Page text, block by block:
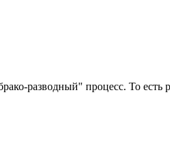
разводный" процесс. То есть